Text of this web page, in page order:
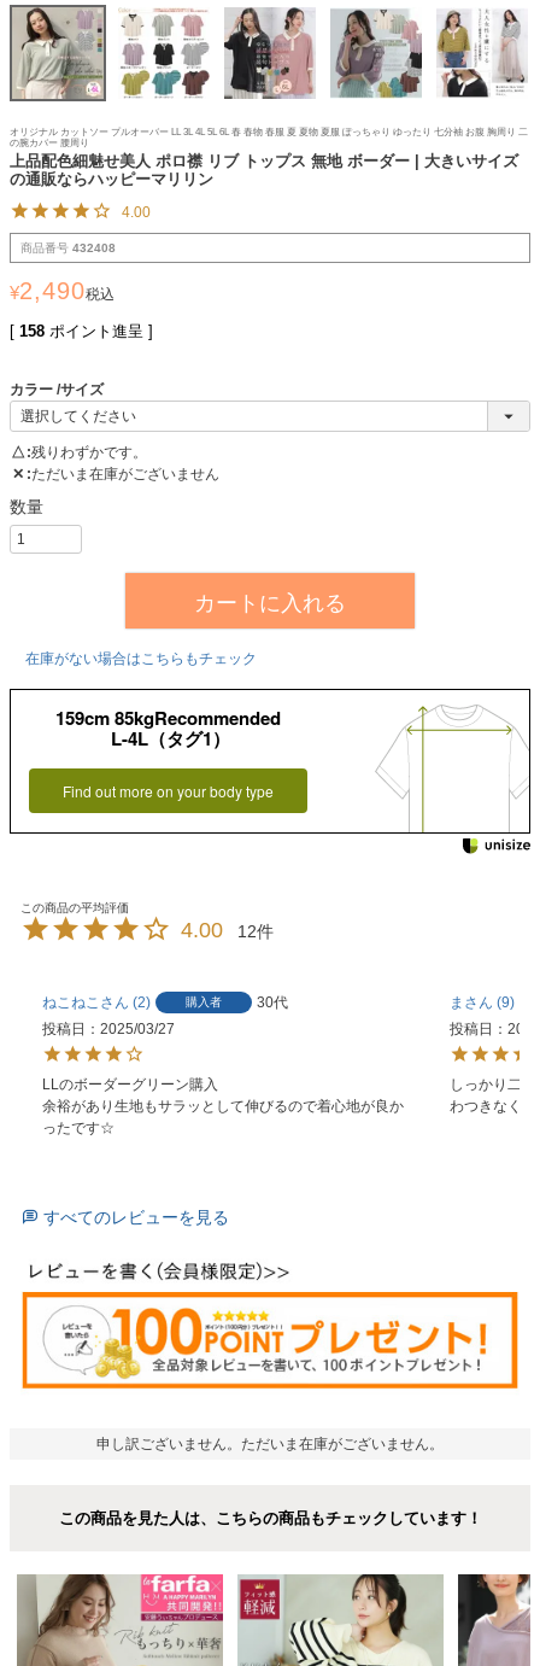
オリジナル カットソー プルオーバー LL 3L 4L 5L 6L 春 春物 春服 夏 夏物 夏服 ぽっちゃり ゆったり 七分袖 お腹 胸周り 二
の腕カバー 腰周り
上品配色細魅せ美人 ポロ襟 リブ トップス 無地 ボーダー | 大きいサイズ
の通販ならハッピーマリリン
4.00
商品番号 432408
¥2,490税込
[ 158 ポイント進呈 ]
カラー サイズ
△ 残りわずかです。
✕ ただいま在庫がございません
カートに入れる
在庫がない場合はこちらもチェック
159cm 85kgRecommended
L-4L（タグ1）
Find out more on your body type
4.00 12
ねこねこ 2 購入者
30代
投稿日
2025/03/27
LLのボーダーグリーン購入
余裕があり生地もサラッとして伸びるので着心地が良か
ったです☆
ま
9
投稿日
しっかり二
わつきなく
すべてのレビューを見る
申し訳ございません。ただいま在庫がございません。
この商品を見た人は、こちらの商品もチェックしています！